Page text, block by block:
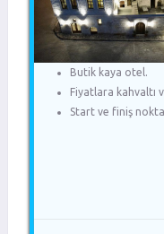
Butik kaya otel.
Fiyatlara kahvaltı
Start ve finiş